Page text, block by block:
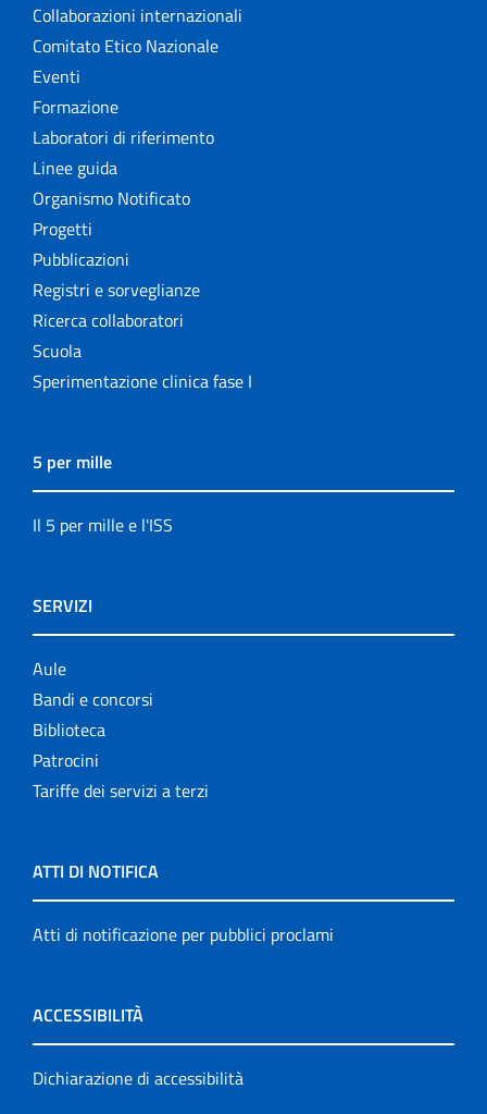
Collaborazioni internazionali
Comitato Etico Nazionale
Eventi
Formazione
Laboratori di riferimento
Linee guida
Organismo Notificato
Progetti
Pubblicazioni
Registri e sorveglianze
Ricerca collaboratori
Scuola
Sperimentazione clinica fase I
5 per mille
Il 5 per mille e l'ISS
SERVIZI
Aule
Bandi e concorsi
Biblioteca
Patrocini
Tariffe dei servizi a terzi
ATTI DI NOTIFICA
Atti di notificazione per pubblici proclami
ACCESSIBILITÀ
Dichiarazione di accessibilità